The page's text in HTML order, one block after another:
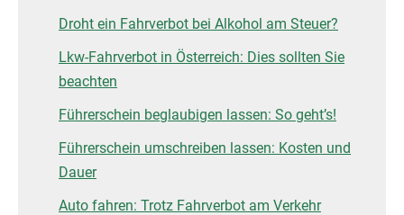
Droht ein Fahrverbot bei Alkohol am Steuer?
Lkw-Fahrverbot in Österreich: Dies sollten Sie
beachten
Führerschein beglaubigen lassen: So geht’s!
Führerschein umschreiben lassen: Kosten und
Dauer
Auto fahren: Trotz Fahrverbot am Verkehr